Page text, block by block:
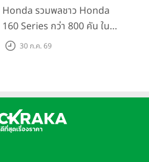
กัน 16 ส.ค. นี้
Honda รวมพลชาว Honda
160 Series กว่า 800 คัน ใน
งาน “THE ONE-SIXTI-ER ตัว
30 ก.ค. 69